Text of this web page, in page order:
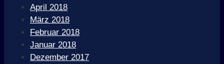
April 2018
März 2018
Februar 2018
Januar 2018
Dezember 2017